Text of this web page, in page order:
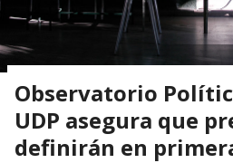
Observatorio
UDP asegura que
definirán en